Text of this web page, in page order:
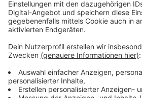
Einsatzort zu bekommen, wurde
Schlauchleitung aus Ippendorf
Tankfahrzeuge im Einsatz, die
Pendelverkehr vom
DoS